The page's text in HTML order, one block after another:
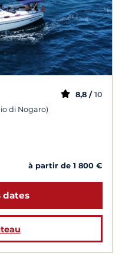
di Nogaro)
8,8 / 10
à partir de 1 800 €
dates